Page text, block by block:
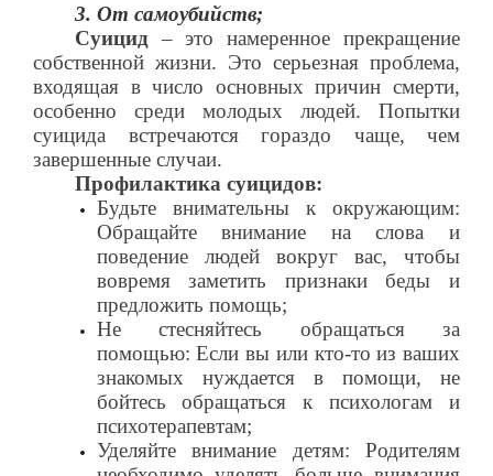
3. От самоубийств;
Суицид – это намеренное прекращение
собственной жизни. Это серьезная проблема,
входящая в число основных причин смерти,
особенно среди молодых людей. Попытки
суицида встречаются гораздо чаще, чем
завершенные случаи.
Профилактика суицидов:
Будьте внимательны к окружающим:
Обращайте внимание на слова и
поведение людей вокруг вас, чтобы
вовремя заметить признаки беды и
предложить помощь;
Не стесняйтесь обращаться за
помощью: Если вы или кто-то из ваших
знакомых нуждается в помощи, не
бойтесь обращаться к психологам и
психотерапевтам;
Уделяйте внимание детям: Родителям